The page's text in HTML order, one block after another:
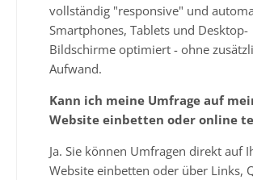
vollständig "responsive" und
Smartphones, Tablets und Desktop-
Bildschirme optimiert - ohne
Aufwand.
Kann ich meine Umfrage auf
Website einbetten oder online
Ja. Sie können Umfragen direkt auf
Website einbetten oder über Links,